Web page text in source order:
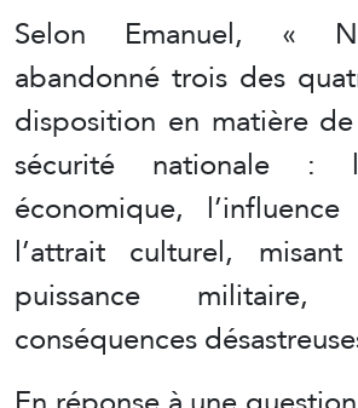
Selon Emanuel, «
abandonné trois des
disposition en matière
sécurité nationale :
économique,
l’attrait culturel,
puissance
conséquences